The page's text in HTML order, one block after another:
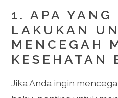
1. APA YANG
LAKUKAN
MENCEGAH
KESEHATAN
Jika Anda ingin